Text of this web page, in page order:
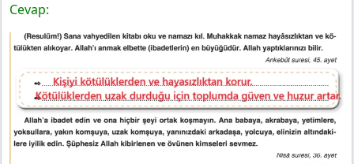
Cevap: